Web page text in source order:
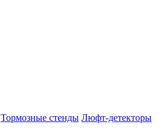
Тормозные стенды Люфт-детекторы